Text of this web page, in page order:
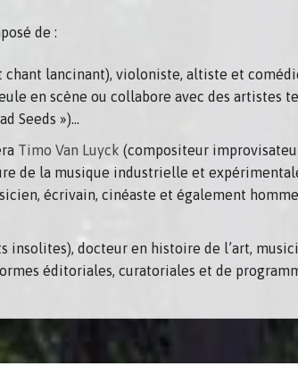
de :
chant lancinant), violoniste, altiste et
en scène ou collabore avec des artistes
Seeds »)…
Timo Van Luyck (compositeur
de la musique industrielle et
écrivain, cinéaste et également
insolites), docteur en histoire de l’art,
éditoriales, curatoriales et de